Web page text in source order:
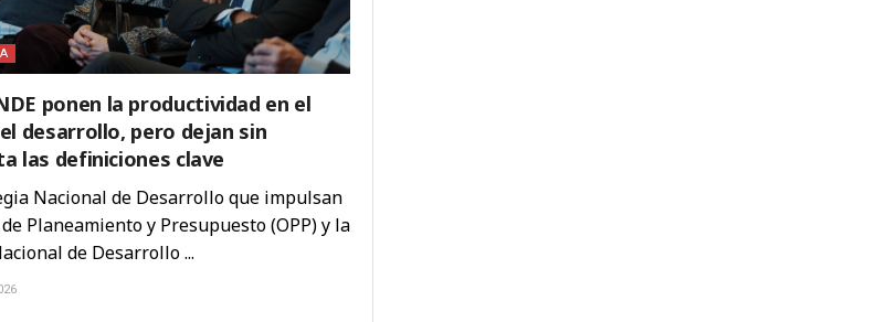
ponen la productividad en el
desarrollo, pero dejan sin
las definiciones clave
Nacional de Desarrollo que impulsan
Planeamiento y Presupuesto (OPP) y la
de Desarrollo ...